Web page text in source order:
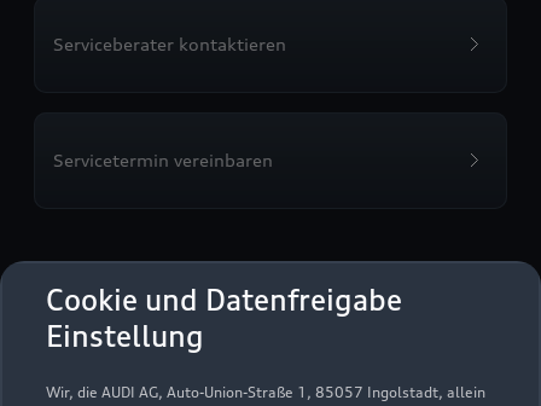
Cookie und Datenfreigabe
Einstellung
Wir, die AUDI AG, Auto-Union-Straße 1, 85057 Ingolstadt, allein
Serviceberater kontaktieren
Servicetermin vereinbaren
Autohaus Döbeln GmbH
Servicepartner e-tron